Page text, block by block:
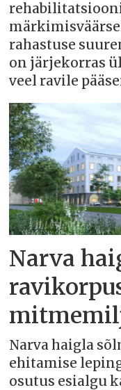
rahastuse
on järjekorras
veel ravile
Narva
Narva haigla
ehitamise
osutus esialgu